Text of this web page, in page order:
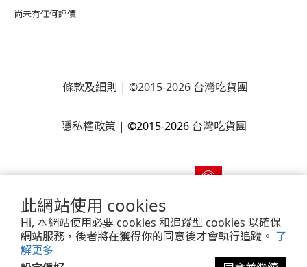
此網站使用 cookies
Hi, 本網站使用必要 cookies 和追蹤型 cookies 以確保
網站服務，後者將在獲得你的同意後才會執行追蹤。 了
解更多
尚未有任何評價
條款及細則 | ©2015-2026 台灣吃貨團
隱私權政策 | ©2015-2026台灣吃貨團